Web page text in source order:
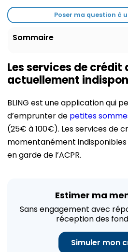
Poser ma question à
Sommaire
Les services de crédit
actuellement
BLING est une application qui
d’emprunter de petites
(25€ à 100€). Les services de
momentanément indisponibles
en garde de l’ACPR.
Estimer ma
Sans engagement avec
réception des
Simuler mon